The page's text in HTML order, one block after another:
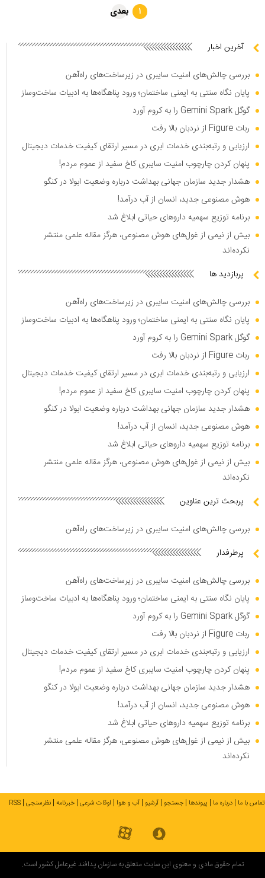
۱ بعدی
آخرین اخبار
بررسی چالش‌های امنیت سایبری در زیرساخت‌های راه‌آهن
پایان نگاه سنتی به ایمنی ساختمان؛ ورود پناهگاه‌ها به ادبیات ساخت‌وساز
گوگل Gemini Spark را به کروم آورد
ربات Figure از نردبان بالا رفت
ارزیابی و رتبه‌بندی خدمات ابری در مسیر ارتقای کیفیت خدمات دیجیتال
پنهان کردن چارچوب امنیت سایبری کاخ سفید از عموم مردم!
هشدار جدید سازمان جهانی بهداشت درباره وضعیت ابولا در کنگو
هوش مصنوعی جدید، انسان از آب درآمد!
برنامه توزیع سهمیه دارو‌های حیاتی ابلاغ شد
بیش از نیمی از غول‌های هوش مصنوعی، هرگز مقاله علمی منتشر
نکرده‌اند
پربازدید ها
بررسی چالش‌های امنیت سایبری در زیرساخت‌های راه‌آهن
پایان نگاه سنتی به ایمنی ساختمان؛ ورود پناهگاه‌ها به ادبیات ساخت‌وساز
گوگل Gemini Spark را به کروم آورد
ربات Figure از نردبان بالا رفت
ارزیابی و رتبه‌بندی خدمات ابری در مسیر ارتقای کیفیت خدمات دیجیتال
پنهان کردن چارچوب امنیت سایبری کاخ سفید از عموم مردم!
هشدار جدید سازمان جهانی بهداشت درباره وضعیت ابولا در کنگو
هوش مصنوعی جدید، انسان از آب درآمد!
برنامه توزیع سهمیه دارو‌های حیاتی ابلاغ شد
بیش از نیمی از غول‌های هوش مصنوعی، هرگز مقاله علمی منتشر
نکرده‌اند
پربحث ترین عناوین
بررسی چالش‌های امنیت سایبری در زیرساخت‌های راه‌آهن
پرطرفدار
بررسی چالش‌های امنیت سایبری در زیرساخت‌های راه‌آهن
پایان نگاه سنتی به ایمنی ساختمان؛ ورود پناهگاه‌ها به ادبیات ساخت‌وساز
گوگل Gemini Spark را به کروم آورد
ربات Figure از نردبان بالا رفت
ارزیابی و رتبه‌بندی خدمات ابری در مسیر ارتقای کیفیت خدمات دیجیتال
پنهان کردن چارچوب امنیت سایبری کاخ سفید از عموم مردم!
هشدار جدید سازمان جهانی بهداشت درباره وضعیت ابولا در کنگو
هوش مصنوعی جدید، انسان از آب درآمد!
برنامه توزیع سهمیه دارو‌های حیاتی ابلاغ شد
بیش از نیمی از غول‌های هوش مصنوعی، هرگز مقاله علمی منتشر
نکرده‌اند
تماس با ما درباره ما پیوندها جستجو آرشیو آب و هوا اوقات شرعی خبرنامه نظرسنجی RSS
تمام حقوق مادی و معنوی این سایت متعلق به سازمان پدافند غیرعامل کشور است.